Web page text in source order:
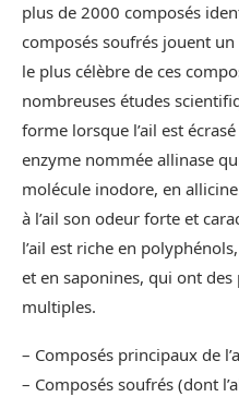
plus de 2000 composés
composés soufrés jouent
le plus célèbre de ces
nombreuses études
forme lorsque l’ail est
enzyme nommée allinase
molécule inodore, en
à l’ail son odeur forte et
l’ail est riche en
et en saponines, qui ont
multiples.
– Composés principaux de
– Composés soufrés (dont